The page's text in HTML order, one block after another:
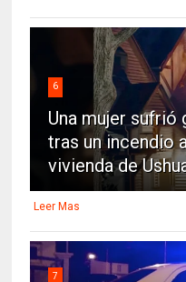
6
Una mujer sufrió
tras un incendio
vivienda de
Leer Mas
7